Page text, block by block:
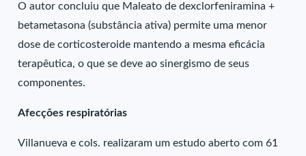
O autor concluiu que Maleato de dexclorfeniramina +
betametasona (substância ativa) permite uma menor
dose de corticosteroide mantendo a mesma eficácia
terapêutica, o que se deve ao sinergismo de seus
componentes.
Afecções respiratórias
Villanueva e cols. realizaram um estudo aberto com 61